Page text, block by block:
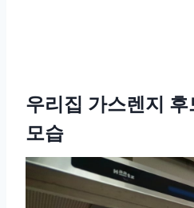
우리집 가스렌지
모습